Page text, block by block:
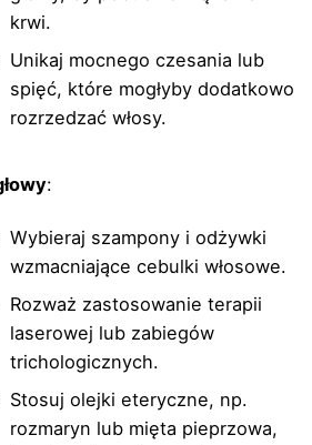
krwi.
Unikaj mocnego czesania lub
spięć, które mogłyby dodatkowo
rozrzedzać włosy.
:
Wybieraj szampony i odżywki
wzmacniające cebulki włosowe.
Rozważ zastosowanie terapii
laserowej lub zabiegów
trichologicznych.
Stosuj olejki eteryczne, np.
rozmaryn lub mięta pieprzowa,